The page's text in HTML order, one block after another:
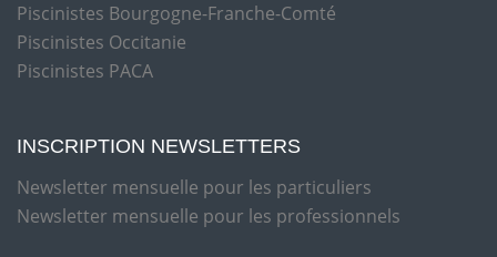
Piscinistes Bourgogne-Franche-Comté
Piscinistes Occitanie
Piscinistes PACA
INSCRIPTION NEWSLETTERS
Newsletter mensuelle pour les particuliers
Newsletter mensuelle pour les professionnels